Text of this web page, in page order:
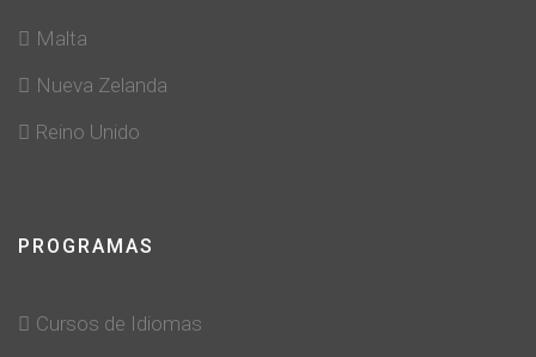
Malta
Nueva Zelanda
Reino Unido
PROGRAMAS
Cursos de Idiomas